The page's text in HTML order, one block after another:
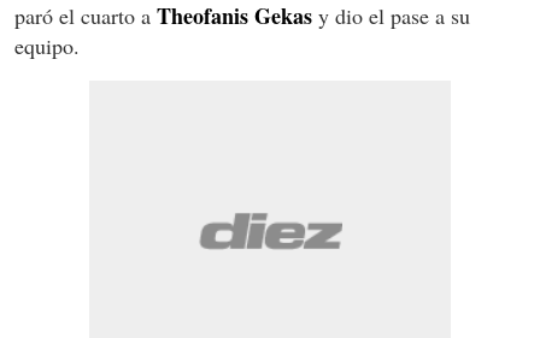
paró el cuarto a Theofanis Gekas y dio el pase a su
equipo.